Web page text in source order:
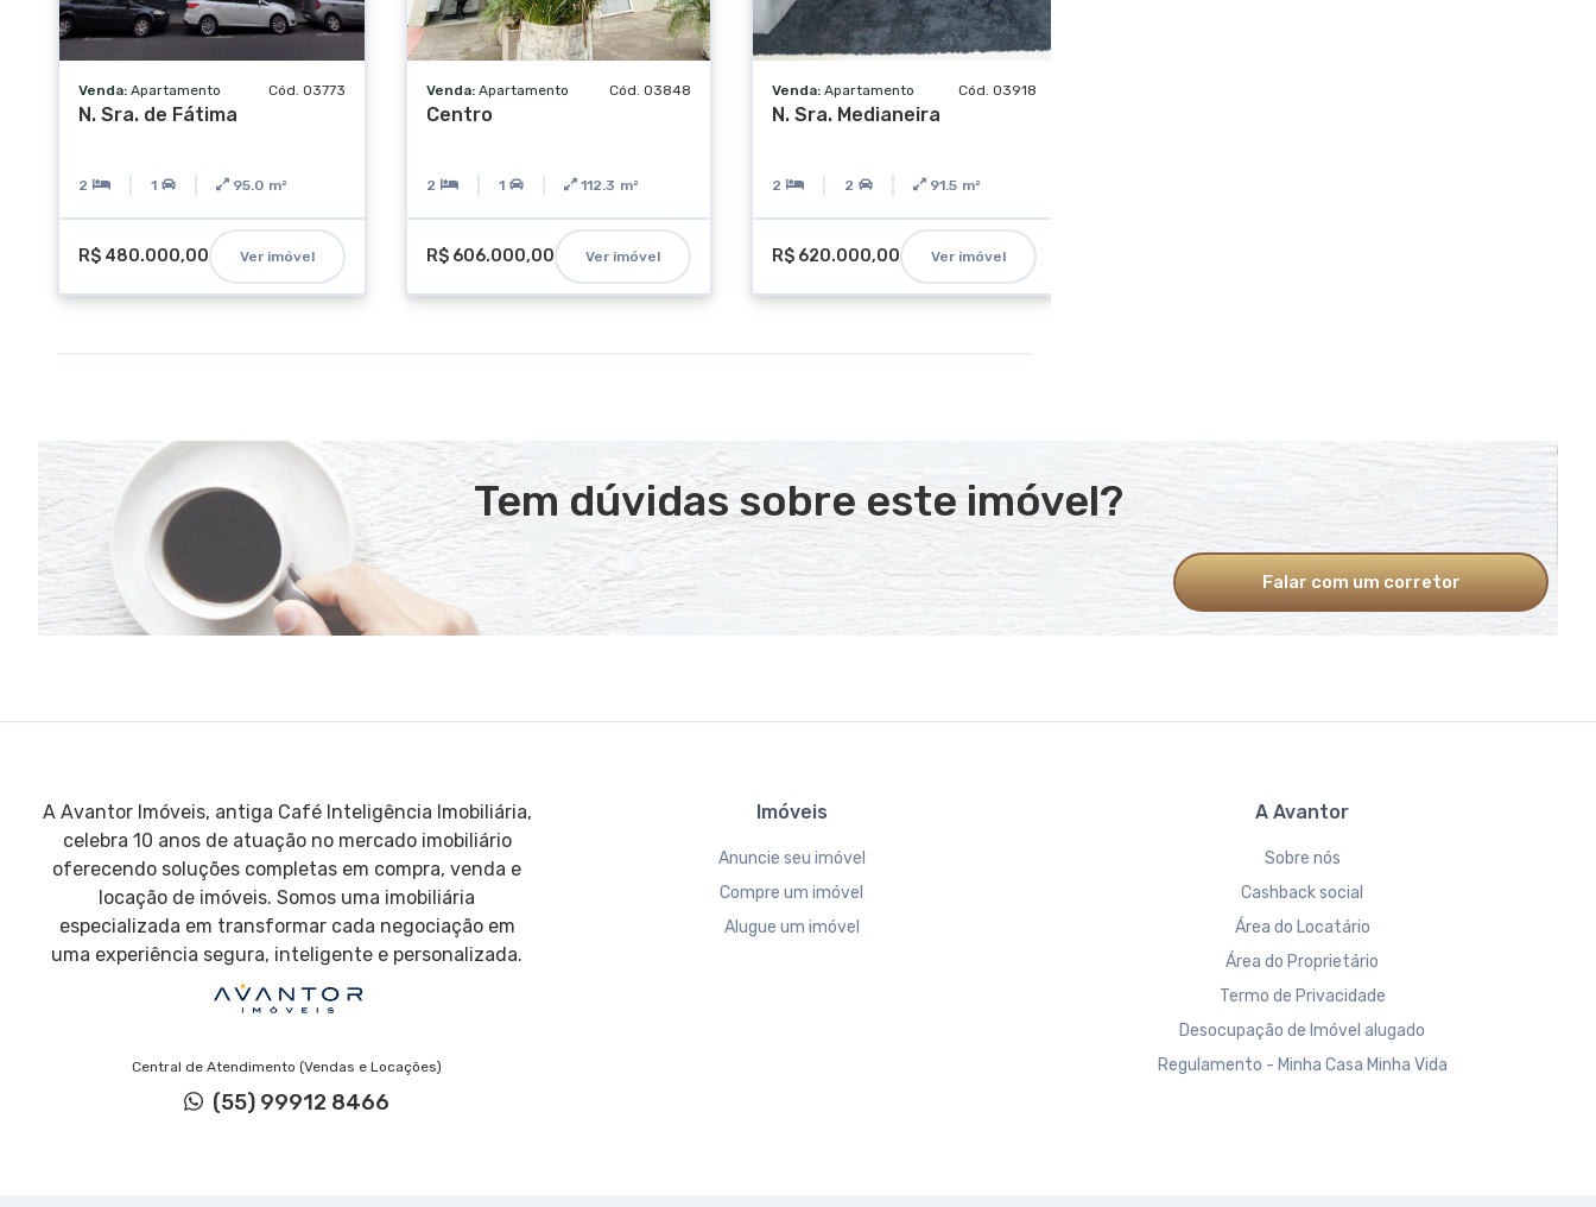
Venda: Apartamento Cód. 03773
N. Sra. de Fátima
2 1 95.0 m²
R$ 480.000,00 Ver imóvel
Venda: Apartamento Cód. 03848
Centro
2 1 112.3 m²
R$ 606.000,00 Ver imóvel
Venda: Apartamento Cód. 03918
N. Sra. Medianeira
2 2 91.5 m²
R$ 620.000,00 Ver imóvel
Tem dúvidas sobre este imóvel?
Falar com um corretor
A Avantor Imóveis, antiga Café Inteligência Imobiliária,
celebra 10 anos de atuação no mercado imobiliário
oferecendo soluções completas em compra, venda e
locação de imóveis. Somos uma imobiliária
especializada em transformar cada negociação em
uma experiência segura, inteligente e personalizada.
Central de Atendimento (Vendas e Locações)
(55) 99912 8466
Imóveis
Anuncie seu imóvel
Compre um imóvel
Alugue um imóvel
A Avantor
Sobre nós
Cashback social
Área do Locatário
Área do Proprietário
Termo de Privacidade
Desocupação de Imóvel alugado
Regulamento - Minha Casa Minha Vida